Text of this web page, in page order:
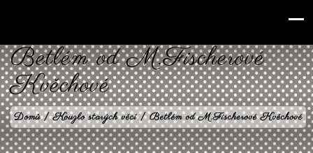
Betlém od M.Fischerové
Kvěchové
Domů|Kouzlo starých věcí |Betlém od M.Fischerové Kvěchové